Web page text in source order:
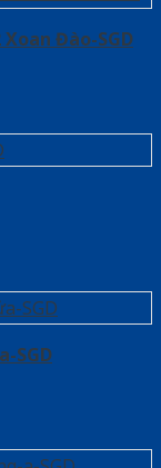
Xoan Đào-SGD
SGD